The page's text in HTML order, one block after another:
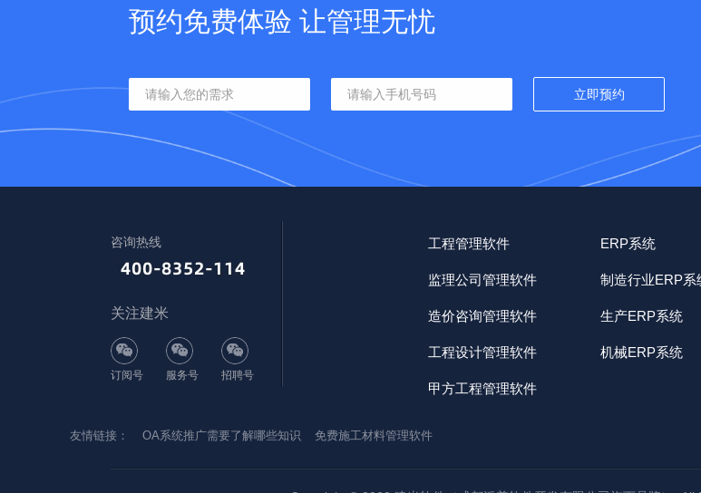
预约免费体验 让管理无忧
咨询热线
关注建米
订阅号 服务号 招聘号
工程管理软件
监理公司管理软件
造价咨询管理软件
工程设计管理软件
甲方工程管理软件
ERP系统
制造行业ERP系
生产ERP系统
机械ERP系统
友情链接： OA系统推广需要了解哪些知识 免费施工材料管理软件